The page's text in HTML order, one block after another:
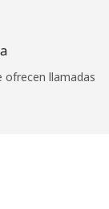
ofrecen llamadas